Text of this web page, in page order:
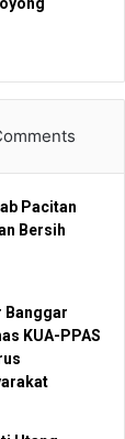
Pacitan
Bersih
Banggar
KUA-PPAS